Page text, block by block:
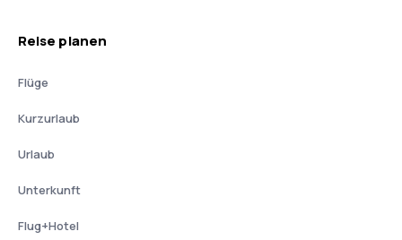
Reise planen
Flüge
Kurzurlaub
Urlaub
Unterkunft
Flug+Hotel